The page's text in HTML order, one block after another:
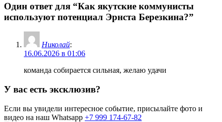
Один ответ для “Как якутские коммунисты
используют потенциал Эрнста Березкина?”
Николай:
16.06.2026 в 01:06
команда собирается сильная, желаю удачи
У вас есть эксклюзив?
Если вы увидели интересное событие, присылайте фото и
видео на наш Whatsapp +7 999 174-67-82